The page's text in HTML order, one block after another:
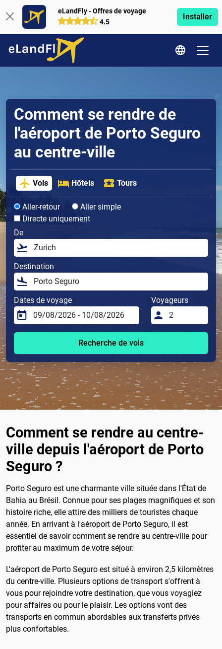
eLandFly - Offres de voyage
4.5
Installer
Comment se rendre de
l'aéroport de Porto Seguro
au centre-ville
Vols Hôtels Tours
Aller-retour
Aller simple
Directe uniquement
De
Destination
Dates de voyage Voyageurs
Recherche de vols
Comment se rendre au centre-
ville depuis l'aéroport de Porto
Seguro ?
Porto Seguro est une charmante ville située dans l'État de
Bahia au Brésil. Connue pour ses plages magnifiques et son
histoire riche, elle attire des milliers de touristes chaque
année. En arrivant à l'aéroport de Porto Seguro, il est
essentiel de savoir comment se rendre au centre-ville pour
profiter au maximum de votre séjour.
L'aéroport de Porto Seguro est situé à environ 2,5 kilomètres
du centre-ville. Plusieurs options de transport s'offrent à
vous pour rejoindre votre destination, que vous voyagiez
pour affaires ou pour le plaisir. Les options vont des
transports en commun abordables aux transferts privés
plus confortables.